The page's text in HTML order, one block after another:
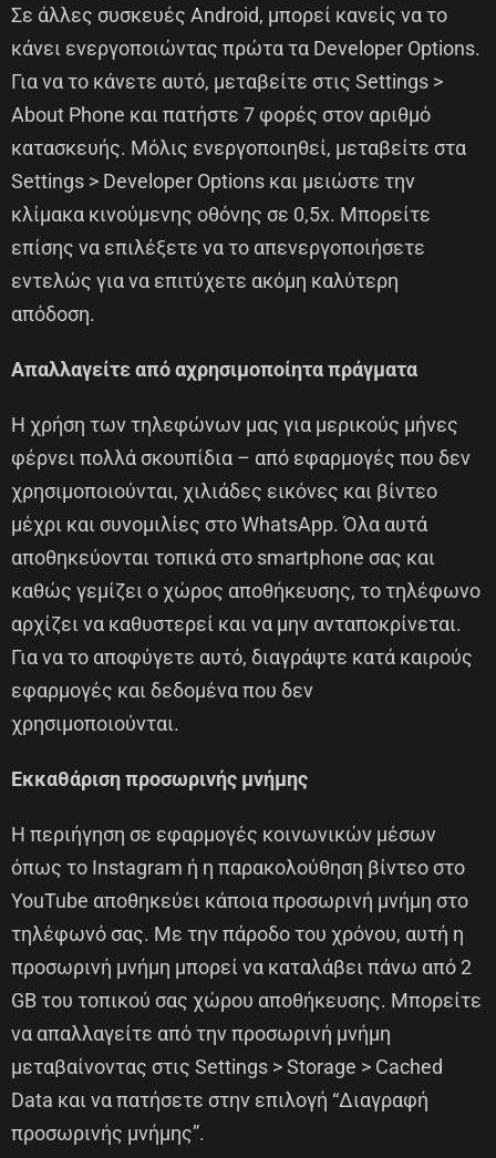
Σε άλλες συσκευές Android, μπορεί κανείς να το
κάνει ενεργοποιώντας πρώτα τα Developer Options.
Για να το κάνετε αυτό, μεταβείτε στις Settings >
About Phone και πατήστε 7 φορές στον αριθμό
κατασκευής. Μόλις ενεργοποιηθεί, μεταβείτε στα
Settings > Developer Options και μειώστε την
κλίμακα κινούμενης οθόνης σε 0,5x. Μπορείτε
επίσης να επιλέξετε να το απενεργοποιήσετε
εντελώς για να επιτύχετε ακόμη καλύτερη
απόδοση.
Απαλλαγείτε από αχρησιμοποίητα πράγματα
Η χρήση των τηλεφώνων μας για μερικούς μήνες
φέρνει πολλά σκουπίδια – από εφαρμογές που δεν
χρησιμοποιούνται, χιλιάδες εικόνες και βίντεο
μέχρι και συνομιλίες στο WhatsApp. Όλα αυτά
αποθηκεύονται τοπικά στο smartphone σας και
καθώς γεμίζει ο χώρος αποθήκευσης, το τηλέφωνο
αρχίζει να καθυστερεί και να μην ανταποκρίνεται.
Για να το αποφύγετε αυτό, διαγράψτε κατά καιρούς
εφαρμογές και δεδομένα που δεν
χρησιμοποιούνται.
Εκκαθάριση προσωρινής μνήμης
Η περιήγηση σε εφαρμογές κοινωνικών μέσων
όπως το Instagram ή η παρακολούθηση βίντεο στο
YouTube αποθηκεύει κάποια προσωρινή μνήμη στο
τηλέφωνό σας. Με την πάροδο του χρόνου, αυτή η
προσωρινή μνήμη μπορεί να καταλάβει πάνω από 2
GB του τοπικού σας χώρου αποθήκευσης. Μπορείτε
να απαλλαγείτε από την προσωρινή μνήμη
μεταβαίνοντας στις Settings > Storage > Cached
Data και να πατήσετε στην επιλογή “Διαγραφή
προσωρινής μνήμης”.